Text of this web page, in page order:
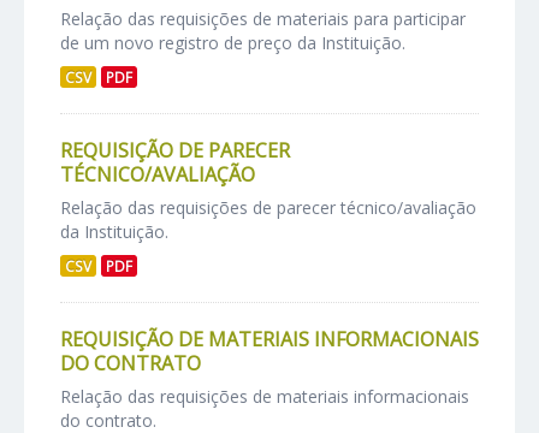
Relação das requisições de materiais para participar
de um novo registro de preço da Instituição.
CSV PDF
REQUISIÇÃO DE PARECER
TÉCNICO/AVALIAÇÃO
Relação das requisições de parecer técnico/avaliação
da Instituição.
CSV PDF
REQUISIÇÃO DE MATERIAIS INFORMACIONAIS
DO CONTRATO
Relação das requisições de materiais informacionais
do contrato.